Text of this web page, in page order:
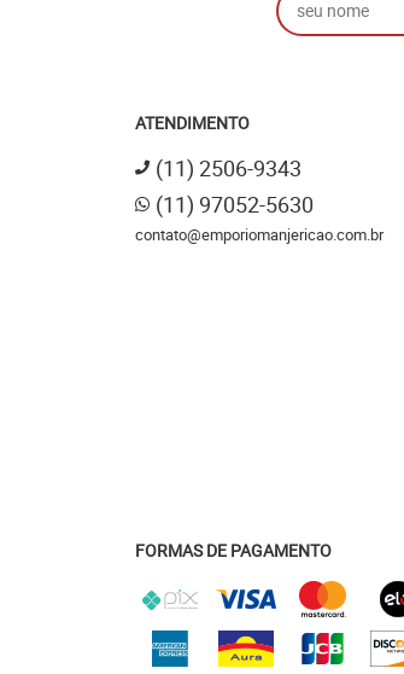
ATENDIMENTO
(11) 2506-9343
(11) 97052-5630
contato@emporiomanjericao.com.br
FORMAS DE PAGAMENTO